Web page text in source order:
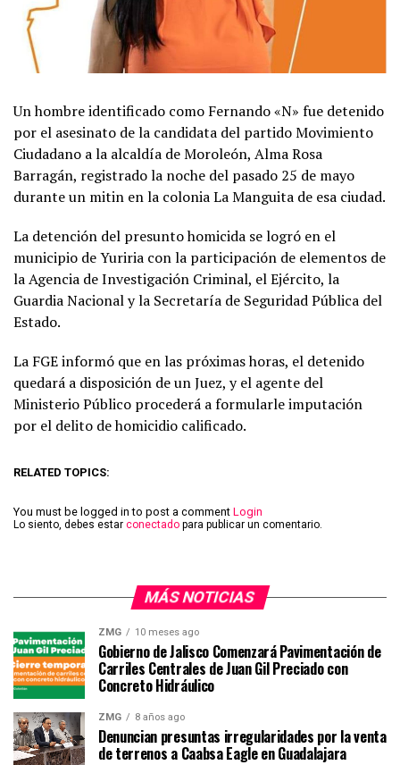
Un hombre identificado como Fernando «N» fue detenido
por el asesinato de la candidata del partido Movimiento
Ciudadano a la alcaldía de Moroleón, Alma Rosa
Barragán, registrado la noche del pasado 25 de mayo
durante un mitin en la colonia La Manguita de esa ciudad.
La detención del presunto homicida se logró en el
municipio de Yuriria con la participación de elementos de
la Agencia de Investigación Criminal, el Ejército, la
Guardia Nacional y la Secretaría de Seguridad Pública del
Estado.
La FGE informó que en las próximas horas, el detenido
quedará a disposición de un Juez, y el agente del
Ministerio Público procederá a formularle imputación
por el delito de homicidio calificado.
RELATED TOPICS:
You must be logged in to post a comment Login
Lo siento, debes estar conectado para publicar un comentario.
MÁS NOTICIAS
ZMG 10 meses ago
Gobierno de Jalisco Comenzará Pavimentación de
Carriles Centrales de Juan Gil Preciado con
Concreto Hidráulico
ZMG 8 años ago
Denuncian presuntas irregularidades por la venta
de terrenos a Caabsa Eagle en Guadalajara